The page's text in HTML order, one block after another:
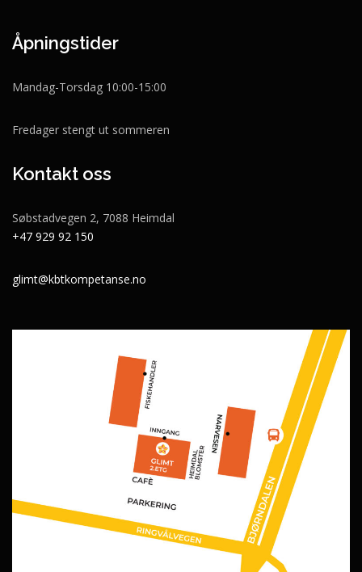
Åpningstider
Mandag-Torsdag 10:00-15:00
Fredager stengt ut sommeren
Kontakt oss
Søbstadvegen 2, 7088 Heimdal
+47 929 92 150
glimt@kbtkompetanse.no